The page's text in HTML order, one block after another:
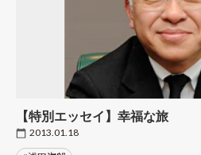
【特別エッセイ】幸福な旅
2013.01.18